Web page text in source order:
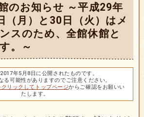
のお知らせ ～平成29年
（月）と30日（火）はメ
スのため、全館休館と
。～
年5月8日に公開されたものです。
る可能性がありますのでご注意ください。
クリックしてトップページからご確認をお願いい
たします。